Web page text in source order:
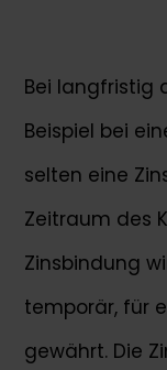
Bei langfristig
Beispiel bei
selten eine
Zeitraum des
Zinsbindung
temporär, für
gewährt. Die